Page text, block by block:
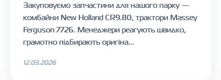
Закуповуємо запчастини для нашого парку —
комбайни New Holland CR9.80, трактори Massey
Ferguson 7726. Менеджери реагують швидко,
грамотно підбирають оригіна...
12.03.2026